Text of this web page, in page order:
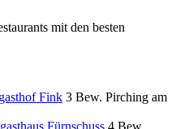
mit den besten
Fink 3 Bew. Pirching am
Fürnschuss 4 Bew.